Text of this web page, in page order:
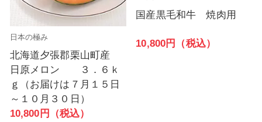
日本の極み
北海道夕張郡栗山町産
日原メロン ３．６ｋ
ｇ（お届けは７月１５日
～１０月３０日）
10,800円（税込）
国産黒毛和牛 焼肉用
10,800円（税込）